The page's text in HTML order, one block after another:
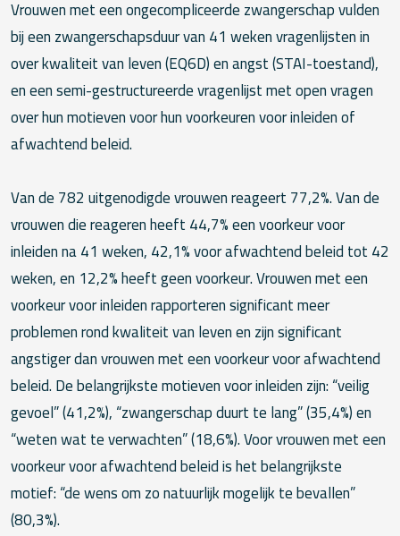
Vrouwen met een ongecompliceerde zwangerschap vulden
bij een zwangerschapsduur van 41 weken vragenlijsten in
over kwaliteit van leven (EQ6D) en angst (STAI-toestand),
en een semi-gestructureerde vragenlijst met open vragen
over hun motieven voor hun voorkeuren voor inleiden of
afwachtend beleid.
Van de 782 uitgenodigde vrouwen reageert 77,2%. Van de
vrouwen die reageren heeft 44,7% een voorkeur voor
inleiden na 41 weken, 42,1% voor afwachtend beleid tot 42
weken, en 12,2% heeft geen voorkeur. Vrouwen met een
voorkeur voor inleiden rapporteren significant meer
problemen rond kwaliteit van leven en zijn significant
angstiger dan vrouwen met een voorkeur voor afwachtend
beleid. De belangrijkste motieven voor inleiden zijn: “veilig
gevoel” (41,2%), “zwangerschap duurt te lang” (35,4%) en
“weten wat te verwachten” (18,6%). Voor vrouwen met een
voorkeur voor afwachtend beleid is het belangrijkste
motief: “de wens om zo natuurlijk mogelijk te bevallen”
(80,3%).